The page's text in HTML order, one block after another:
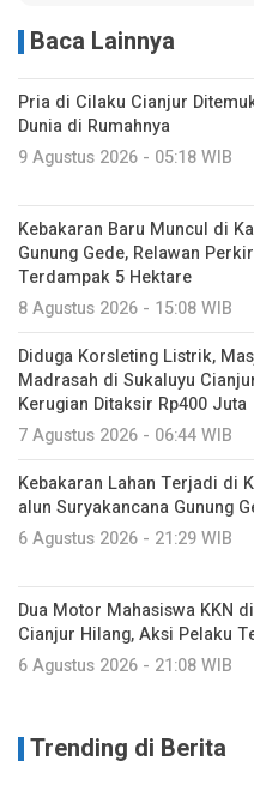
Baca Lainnya
Pria di Cilaku Cianjur
Dunia di Rumahnya
9 Agustus 2026 - 05:18 WIB
Kebakaran Baru Muncul di
Gunung Gede, Relawan
Terdampak 5 Hektare
8 Agustus 2026 - 15:08 WIB
Diduga Korsleting Listrik,
Madrasah di Sukaluyu
Kerugian Ditaksir Rp400 Juta
7 Agustus 2026 - 06:44 WIB
Kebakaran Lahan Terjadi di
alun Suryakancana Gunung
6 Agustus 2026 - 21:29 WIB
Dua Motor Mahasiswa KKN
Cianjur Hilang, Aksi Pelaku
6 Agustus 2026 - 21:08 WIB
Trending di Berita